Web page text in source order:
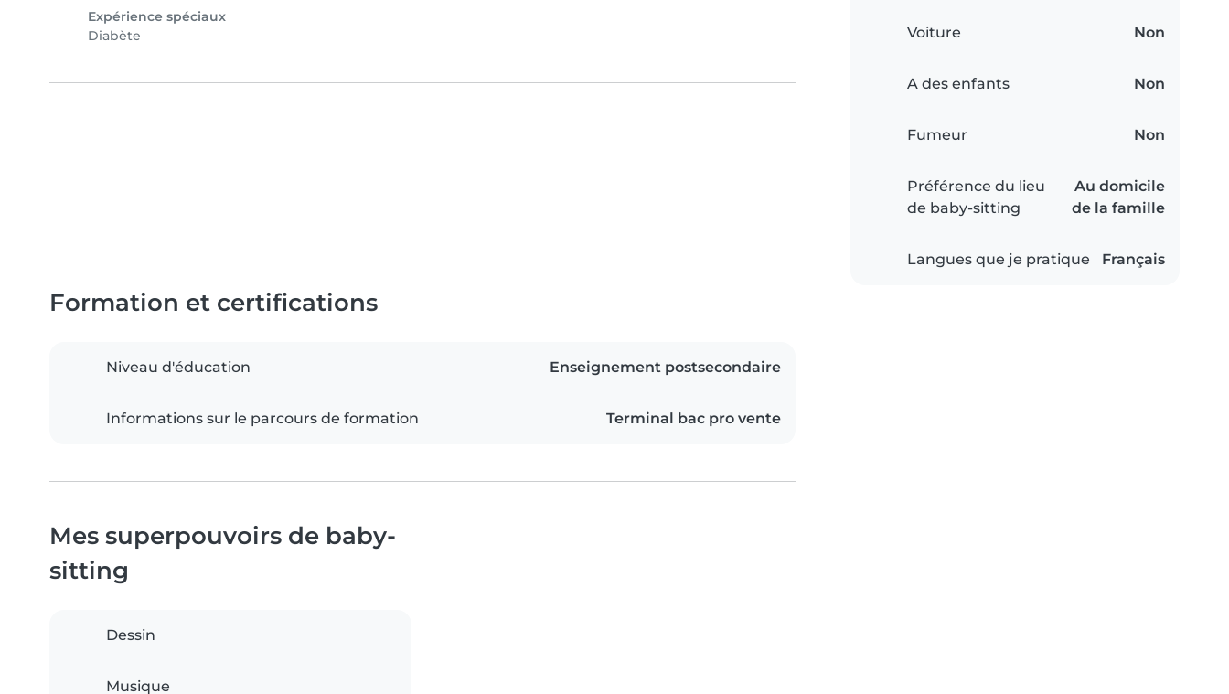
Expérience spéciaux
Diabète
Voiture Non
A des enfants Non
Fumeur Non
Préférence du lieu
de baby-sitting
Au domicile
de la famille
Langues que je pratique Français
Formation et certifications
Niveau d'éducation Enseignement postsecondaire
Informations sur le parcours de formation Terminal bac pro vente
Mes superpouvoirs de baby-
sitting
Dessin
Musique